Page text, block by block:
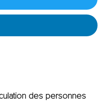
des personnes